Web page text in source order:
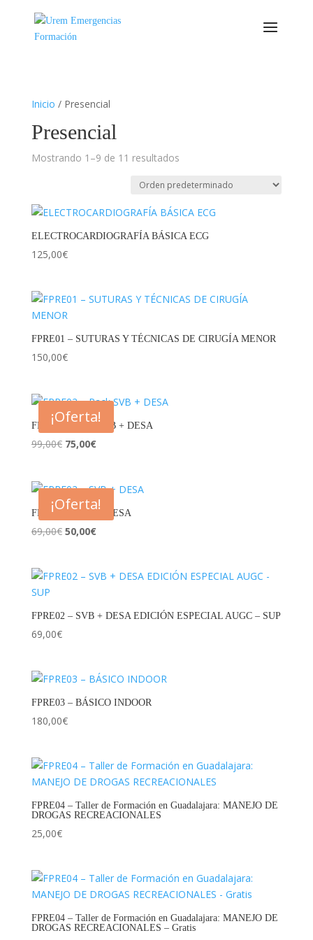
Inicio / Presencial
Presencial
Mostrando 1–9 de 11 resultados
ELECTROCARDIOGRAFÍA BÁSICA ECG
125,00€
FPRE01 – SUTURAS Y TÉCNICAS DE CIRUGÍA MENOR
150,00€
¡Oferta!
FPRE02 – Pack SVB + DESA
99,00€ El
era:
99,00€.
75,00€El
es:
75,00€.
¡Oferta!
FPRE02 – SVB + DESA
69,00€ El
era:
50,00€El
es:
FPRE02 – SVB + DESA EDICIÓN ESPECIAL AUGC – SUP
69,00€
FPRE03 – BÁSICO INDOOR
180,00€
FPRE04 – Taller de Formación en Guadalajara: MANEJO DE
DROGAS RECREACIONALES
25,00€
FPRE04 – Taller de Formación en Guadalajara: MANEJO DE
DROGAS RECREACIONALES – Gratis